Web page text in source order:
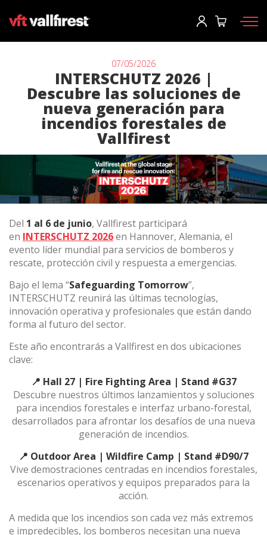
Iniciar sesión
Usuario*
Contraseña*
Iniciar sesión
¿Has olvidado tu contraseña?
o
Crear una cuenta
Equipos de protección
Mochilas
Motobombas y maquinaria
Autobombas forestales
Accesorios
ES EN FR DE IT PT
(+34) 93 867 87 79
Contáctanos
07/05/2026
INTERSCHUTZ 2026 |
Descubre las soluciones de
nueva generación para
incendios forestales de
Vallfirest
Del 1 al 6 de junio, Vallfirest participará
en INTERSCHUTZ 2026en Hannover, Alemania, el
evento líder mundial para servicios de bomberos y
rescate, protección civil y respuesta a emergencias.
Bajo el lema “Safeguarding Tomorrow”,
INTERSCHUTZ reunirá las últimas tecnologías,
innovación operativa y profesionales que están dando
forma al futuro del sector.
Este año encontrarás a Vallfirest en dos ubicaciones
clave:
📍 Hall 27 | Fire Fighting Area | Stand #G37
Descubre nuestros últimos lanzamientos y soluciones
para incendios forestales e interfaz urbano-forestal,
desarrollados para afrontar los desafíos de una nueva
generación de incendios.
📍 Outdoor Area | Wildfire Camp | Stand #D90/7
Vive demostraciones centradas en incendios forestales,
escenarios operativos y equipos preparados para la
acción.
A medida que los incendios son cada vez más extremos
e impredecibles, los bomberos necesitan una nueva